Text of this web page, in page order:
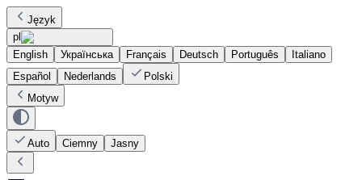
Język
pl
English
Українська Français Deutsch Português
Italiano
Español
Nederlands
Polski
Motyw
Auto Ciemny Jasny